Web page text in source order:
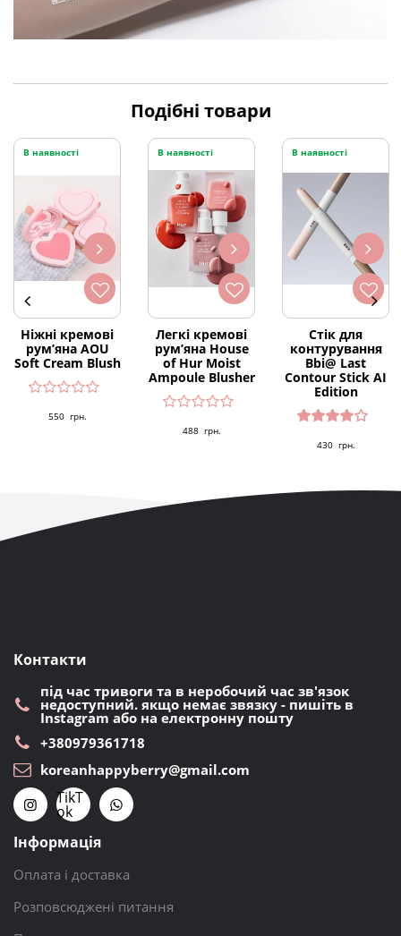
Подібні товари
В наявності
Ніжні кремові
рум’яна AOU
Soft Cream Blush
550 грн.
В наявності
Легкі кремові
рум’яна House
of Hur Moist
Ampoule Blusher
488 грн.
В наявності
Стік для
контурування
Bbi@ Last
Contour Stick AI
Edition
Оцінен
о в4.00
430 грн.
Контакти
під час тривоги та в неробочий час зв'язок
недоступний. якщо немає звязку - пишіть в
Instagram або на електронну пошту
+380979361718
koreanhappyberry@gmail.com
TikT
ok
Інформація
Оплата і доставка
Розповсюджені питання